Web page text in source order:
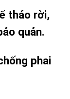
tháo rời,
quản.
phai